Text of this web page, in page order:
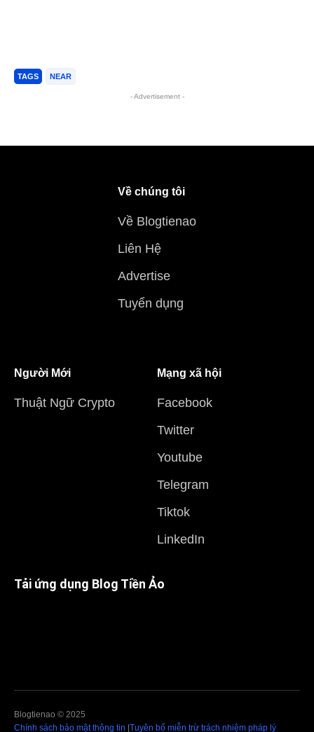
TAGS NEAR
- Advertisement -
Về chúng tôi
Về Blogtienao
Liên Hệ
Advertise
Tuyển dụng
Người Mới
Thuật Ngữ Crypto
Mạng xã hội
Facebook
Twitter
Youtube
Telegram
Tiktok
LinkedIn
Tải ứng dụng Blog Tiền Ảo
Blogtienao © 2025
Chính sách bảo mật thông tin |Tuyên bố miễn trừ trách nhiệm pháp lý